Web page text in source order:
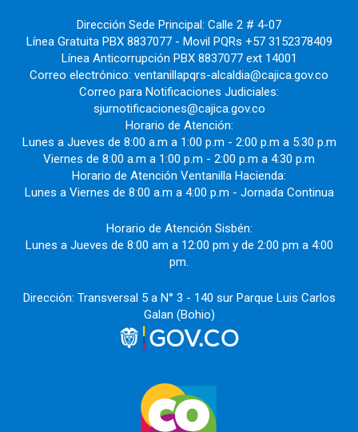
Dirección Sede Principal: Calle 2 # 4-07
Línea Gratuita PBX 8837077 - Movil PQRs +57 3152378409
Línea Anticorrupción PBX 8837077 ext 14001
Correo electrónico: ventanillapqrs-alcaldia@cajica.gov.co
Correo para Notificaciones Judiciales:
sjurnotificaciones@cajica.gov.co
Horario de Atención:
Lunes a Jueves de 8:00 a.m a 1:00 p.m - 2:00 p.m a 5:30 p.m
Viernes de 8:00 a.m a 1:00 p.m - 2:00 p.m a 4:30 p.m
Horario de Atención Ventanilla Hacienda:
Lunes a Viernes de 8:00 a.m a 4:00 p.m - Jornada Continua
Horario de Atención Sisbén:
Lunes a Jueves de 8:00 am a 12:00 pm y de 2:00 pm a 4:00
pm.
Dirección: Transversal 5 a N° 3 - 140 sur Parque Luis Carlos
Galan (Bohio)